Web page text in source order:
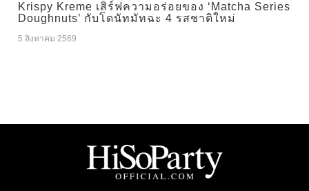
Krispy Kreme เสิร์ฟความอร่อยของ ‘Matcha Series
Doughnuts’ กับโดนัทมัทฉะ 4 รสชาติใหม่
5 สิงหาคม 2569